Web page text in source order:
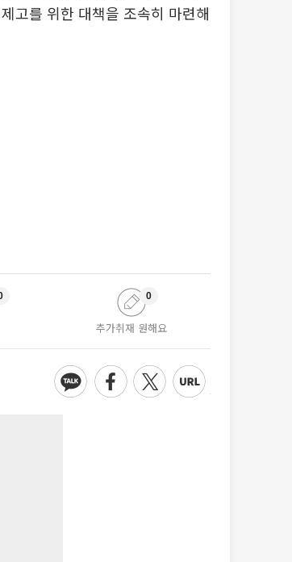
고를 위한 대책을 조속히 마련해
추가취재 원해요
0